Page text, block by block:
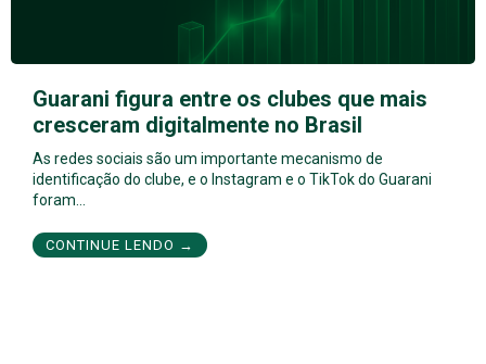
Guarani figura entre os clubes que mais
cresceram digitalmente no Brasil
As redes sociais são um importante mecanismo de
identificação do clube, e o Instagram e o TikTok do Guarani
foram…
CONTINUE LENDO →